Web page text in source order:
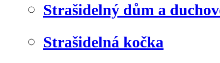
Strašidelný dům a
Strašidelná kočka